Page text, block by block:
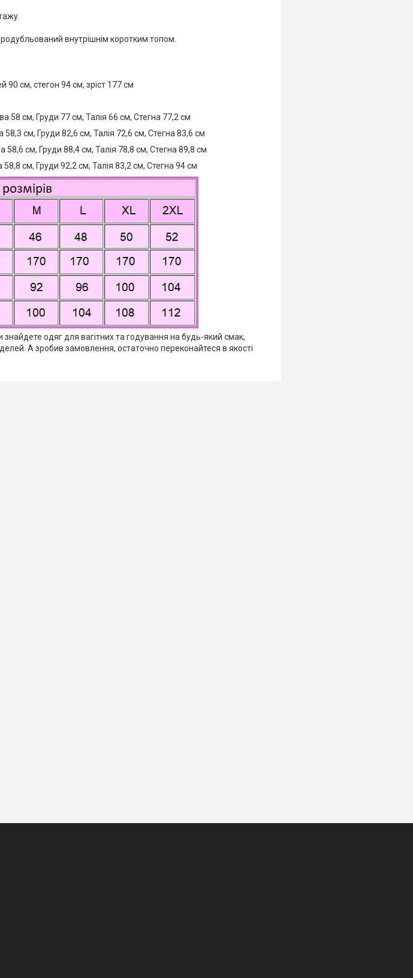
внутрішнім коротким топом.
90 см, стегон 94 см, зріст 177 см
58 см, Груди 77 см, Талія 66 см, Стегна 77,2 см
см, Груди 82,6 см, Талія 72,6 см, Стегна 83,6 см
см, Груди 88,4 см, Талія 78,8 см, Стегна 89,8 см
см, Груди 92,2 см, Талія 83,2 см, Стегна 94 см
знайдете одяг для вагітних та годування на будь-який смак,
А зробив замовлення, остаточно переконайтеся в якості